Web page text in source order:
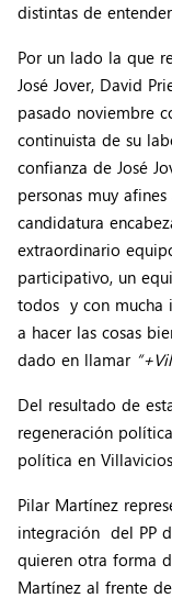
distintas de
Por un lado la que
José Jover, David
pasado noviembre
continuista de su
confianza de José
personas muy
candidatura
extraordinario
participativo, un
todos y con mucha
a hacer las cosas
dado en llamar
Del resultado de
regeneración
política en
Pilar Martínez
integración del PP
quieren otra forma
Martínez al frente